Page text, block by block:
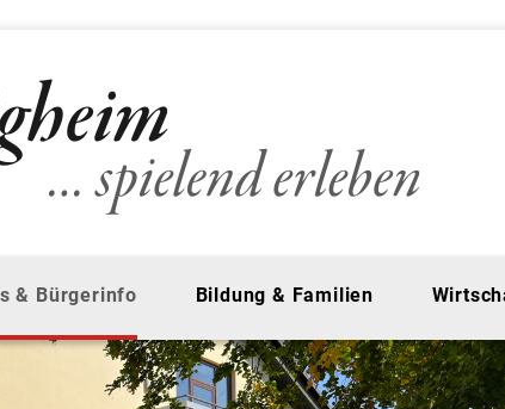
& Bürgerinfo Bildung & Familien